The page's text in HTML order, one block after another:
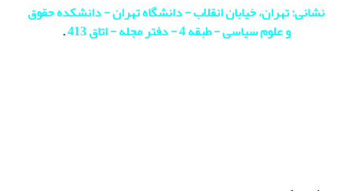
نشانی: تهران، خیابان انقلاب - دانشگاه تهران - دانشکده حقوق
و علوم سیاسی - طبقه 4 - دفتر مجله - اتاق 413
.